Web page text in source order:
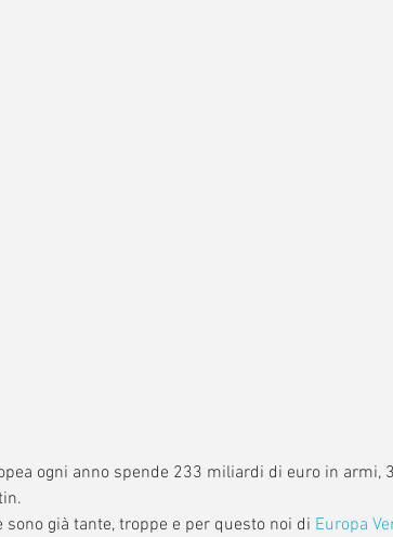
ogni anno spende 233 miliardi di euro in armi,
sono già tante, troppe e per questo noi di Europa